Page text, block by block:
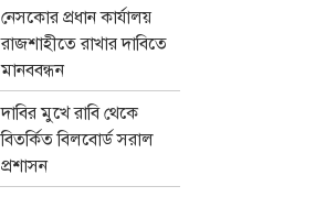
নেসকোর প্রধান কার্যালয়
রাজশাহীতে রাখার দাবিতে
মানববন্ধন
দাবির মুখে রাবি থেকে
বিতর্কিত বিলবোর্ড সরাল
প্রশাসন